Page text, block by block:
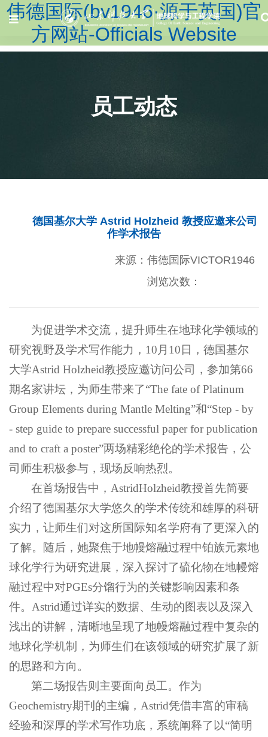
伟德国际(bv1946·源于英国)官
方网站-Officials Website
员工动态
德国基尔大学 Astrid Holzheid 教授应邀来公司
作学术报告
来源：伟德国际VICTOR1946
浏览次数：
为促进学术交流，提升师生在地球化学领域的
研究视野及学术写作能力，10月10日，德国基尔
大学Astrid Holzheid教授应邀访问公司，参加第66
期名家讲坛，为师生带来了“The fate of Platinum
Group Elements during Mantle Melting”和“Step - by
- step guide to prepare successful paper for publication
and to craft a poster”两场精彩绝伦的学术报告，公
司师生积极参与，现场反响热烈。
在首场报告中，AstridHolzheid教授首先简要
介绍了德国基尔大学悠久的学术传统和雄厚的科研
实力，让师生们对这所国际知名学府有了更深入的
了解。随后，她聚焦于地幔熔融过程中铂族元素地
球化学行为研究进展，深入探讨了硫化物在地幔熔
融过程中对PGEs分馏行为的关键影响因素和条
件。Astrid通过详实的数据、生动的图表以及深入
浅出的讲解，清晰地呈现了地幔熔融过程中复杂的
地球化学机制，为师生们在该领域的研究扩展了新
的思路和方向。
第二场报告则主要面向员工。作为
Geochemistry期刊的主编，Astrid凭借丰富的审稿
经验和深厚的学术写作功底，系统阐释了以“简明